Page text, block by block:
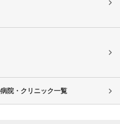
院・クリニック一覧